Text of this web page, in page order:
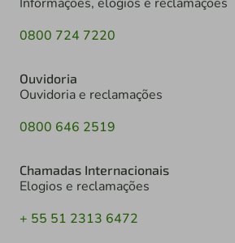
0800 724 7220
Ouvidoria
Ouvidoria e reclamações
0800 646 2519
Chamadas Internacionais
Elogios e reclamações
+ 55 51 2313 6472